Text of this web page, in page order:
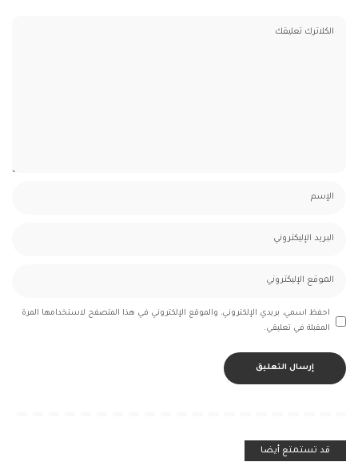
احفظ اسمي، بريدي الإلكتروني، والموقع الإلكتروني في هذا المتصفح لاستخدامها المرة
المقبلة في تعليقي.
قد تستمتع أيضا